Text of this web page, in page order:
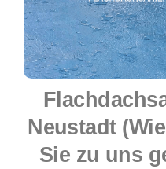
Neustadt
Sie zu uns